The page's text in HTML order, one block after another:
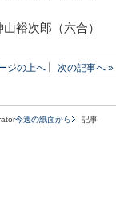
裕次郎（六合）
ジの上へ 次の記事へ »
今週の紙面から 記事